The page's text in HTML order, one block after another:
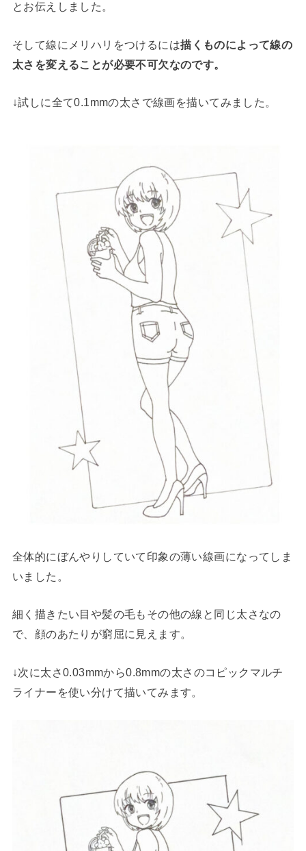
とお伝えしました。
そして線にメリハリをつけるには描くものによって線の
太さを変えることが必要不可欠なのです。
↓試しに全て0.1mmの太さで線画を描いてみました。
全体的にぼんやりしていて印象の薄い線画になってしま
いました。
細く描きたい目や髪の毛もその他の線と同じ太さなの
で、顔のあたりが窮屈に見えます。
↓次に太さ0.03mmから0.8mmの太さのコピックマルチ
ライナーを使い分けて描いてみます。